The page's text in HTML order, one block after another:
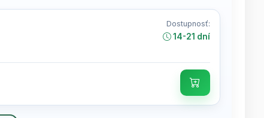
Dostupnosť:
14-21 dní